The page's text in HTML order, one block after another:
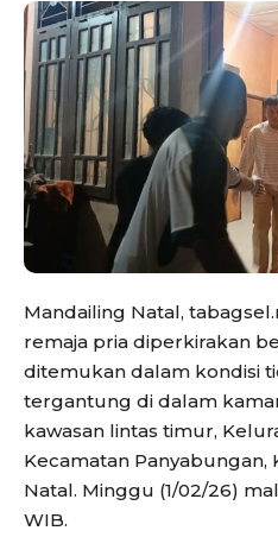
Mandailing Natal,
remaja pria diperkirakan
ditemukan dalam kondisi
tergantung di dalam
kawasan lintas timur,
Kecamatan
Natal. Minggu (1/02/26)
WIB.